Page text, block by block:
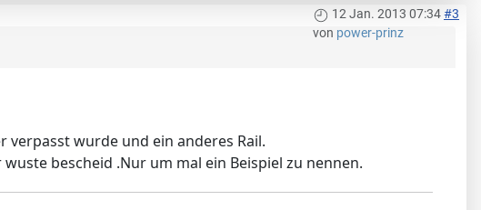
12 Jan. 2013 07:34#3
von power-prinz
verpasst wurde und ein anderes Rail.
bescheid .Nur um mal ein Beispiel zu nennen.